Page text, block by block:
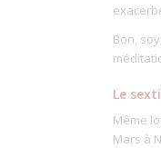
Bon,
Le
Même
Mars à